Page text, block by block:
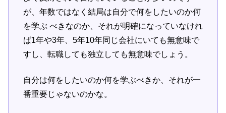
が、年数ではなく結局は自分で何をしたいのか何
を学ぶ べきなのか、それが明確になっていなけれ
ば1年や3年、5年10年同じ会社にいても無意味で
すし、転職しても独立しても無意味でしょう。
自分は何をしたいのか何を学ぶべきか、それが一
番重要じゃないのかな。